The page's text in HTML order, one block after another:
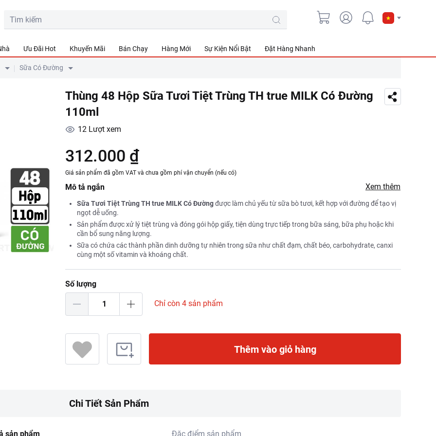
Ưu Đãi Hot Khuyến Mãi Bán Chạy Hàng Mới Sự Kiện Nổi Bật Đặt Hàng Nhanh
Sữa Có Đường
Thùng 48 Hộp Sữa Tươi Tiệt Trùng TH true MILK Có Đường
110ml
12 Lượt xem
312.000 ₫
Giá sản phẩm đã gồm VAT và chưa gồm phí vận chuyển (nếu có)
Mô tả ngắn Xem thêm
Sữa Tươi Tiệt Trùng TH true MILK Có Đườngđược làm chủ yếu từ sữa bò tươi, kết hợp với đường để tạo vị
ngọt dễ uống.
Sản phẩm được xử lý tiệt trùng và đóng gói hộp giấy, tiện dùng trực tiếp trong bữa sáng, bữa phụ hoặc khi
cần bổ sung năng lượng.
Sữa có chứa các thành phần dinh dưỡng tự nhiên trong sữa như chất đạm, chất béo, carbohydrate, canxi
cùng một số vitamin và khoáng chất.
Số lượng
Chỉ còn 4 sản phẩm
Thêm vào giỏ hàng
Chi Tiết Sản Phẩm
sản phẩm Đặc điểm sản phẩm